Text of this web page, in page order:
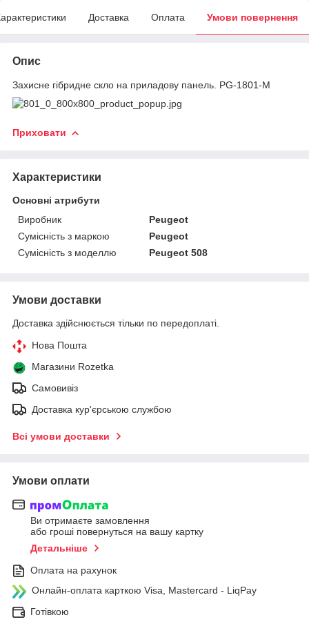
Доставка Оплата Умови повернення
Опис
Захисне гібридне скло на приладову панель. PG-1801-M
Приховати
Характеристики
Основні атрибути
Виробник
Peugeot
Сумісність з маркою
Peugeot
Сумісність з моделлю
Peugeot 508
Умови доставки
Доставка здійснюється тільки по передоплаті.
Нова Пошта
Магазини Rozetka
Самовивіз
Доставка кур'єрською службою
Всі умови доставки
Умови оплати
Ви отримаєте замовлення
або гроші повернуться на вашу картку
Детальніше
Оплата на рахунок
Онлайн-оплата карткою Visa, Mastercard - LiqPay
Готівкою